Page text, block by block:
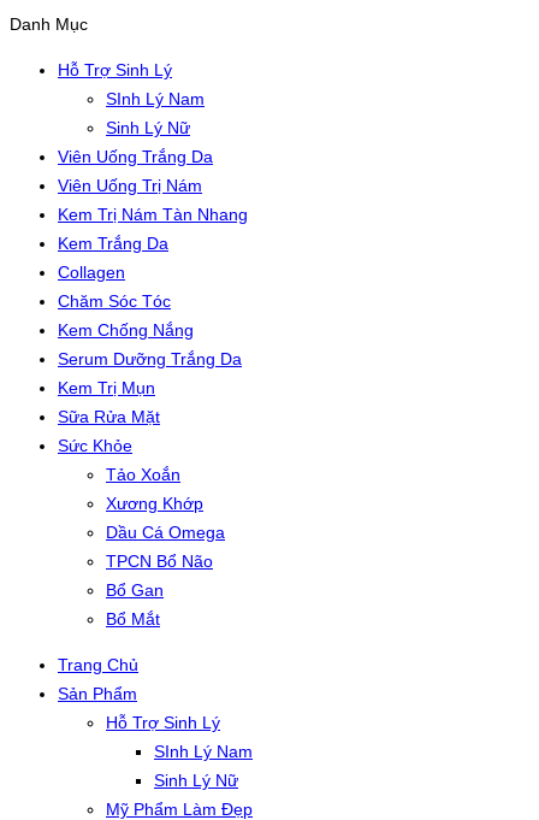
Danh Mục
Hỗ Trợ Sinh Lý
SInh Lý Nam
Sinh Lý Nữ
Viên Uống Trắng Da
Viên Uống Trị Nám
Kem Trị Nám Tàn Nhang
Kem Trắng Da
Collagen
Chăm Sóc Tóc
Kem Chống Nắng
Serum Dưỡng Trắng Da
Kem Trị Mụn
Sữa Rửa Mặt
Sức Khỏe
Tảo Xoắn
Xương Khớp
Dầu Cá Omega
TPCN Bổ Não
Bổ Gan
Bổ Mắt
Trang Chủ
Sản Phẩm
Hỗ Trợ Sinh Lý
SInh Lý Nam
Sinh Lý Nữ
Mỹ Phẩm Làm Đẹp